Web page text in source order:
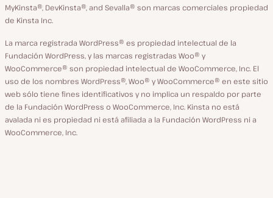
MyKinsta®, DevKinsta®, and Sevalla® son marcas comerciales propiedad
de Kinsta Inc.
La marca registrada WordPress® es propiedad intelectual de la
Fundación WordPress, y las marcas registradas Woo® y
WooCommerce® son propiedad intelectual de WooCommerce, Inc. El
uso de los nombres WordPress®, Woo® y WooCommerce® en este sitio
web sólo tiene fines identificativos y no implica un respaldo por parte
de la Fundación WordPress o WooCommerce, Inc. Kinsta no está
avalada ni es propiedad ni está afiliada a la Fundación WordPress ni a
WooCommerce, Inc.